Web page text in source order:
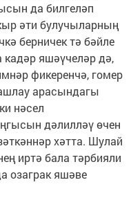
да билгеләп
әти булучыларның
берничек тә бәйле
кадәр яшәү­челәр дә,
фикеренчә, гомер
арасындагы
нәсел
дәлилләү өчен
хәтта. Шулай
иртә бала тәрбияли
озаграк яшәве